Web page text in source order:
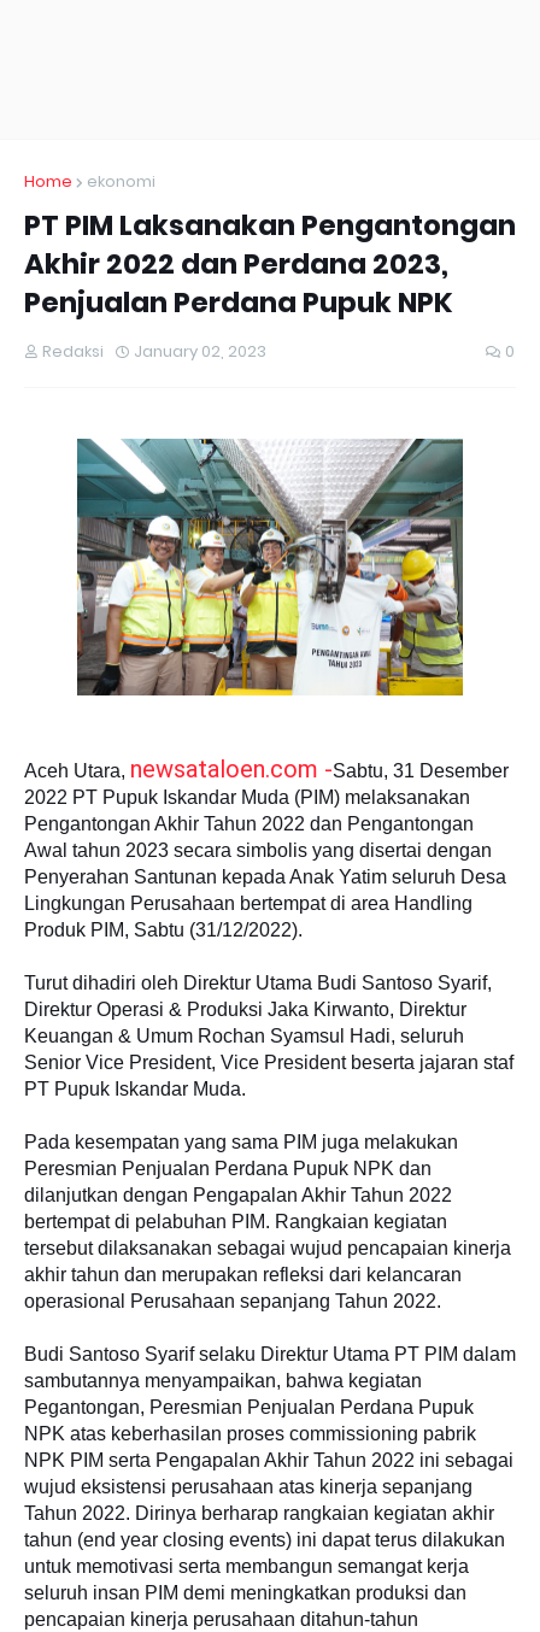
Home ekonomi
PT PIM Laksanakan Pengantongan
Akhir 2022 dan Perdana 2023,
Penjualan Perdana Pupuk NPK
Redaksi January 02, 2023 0
Aceh Utara, newsataloen.com -Sabtu, 31 Desember
2022 PT Pupuk Iskandar Muda (PIM) melaksanakan
Pengantongan Akhir Tahun 2022 dan Pengantongan
Awal tahun 2023 secara simbolis yang disertai dengan
Penyerahan Santunan kepada Anak Yatim seluruh Desa
Lingkungan Perusahaan bertempat di area Handling
Produk PIM, Sabtu (31/12/2022).
Turut dihadiri oleh Direktur Utama Budi Santoso Syarif,
Direktur Operasi & Produksi Jaka Kirwanto, Direktur
Keuangan & Umum Rochan Syamsul Hadi, seluruh
Senior Vice President, Vice President beserta jajaran staf
PT Pupuk Iskandar Muda.
Pada kesempatan yang sama PIM juga melakukan
Peresmian Penjualan Perdana Pupuk NPK dan
dilanjutkan dengan Pengapalan Akhir Tahun 2022
bertempat di pelabuhan PIM. Rangkaian kegiatan
tersebut dilaksanakan sebagai wujud pencapaian kinerja
akhir tahun dan merupakan refleksi dari kelancaran
operasional Perusahaan sepanjang Tahun 2022.
Budi Santoso Syarif selaku Direktur Utama PT PIM dalam
sambutannya menyampaikan, bahwa kegiatan
Pegantongan, Peresmian Penjualan Perdana Pupuk
NPK atas keberhasilan proses commissioning pabrik
NPK PIM serta Pengapalan Akhir Tahun 2022 ini sebagai
wujud eksistensi perusahaan atas kinerja sepanjang
Tahun 2022. Dirinya berharap rangkaian kegiatan akhir
tahun (end year closing events) ini dapat terus dilakukan
untuk memotivasi serta membangun semangat kerja
seluruh insan PIM demi meningkatkan produksi dan
pencapaian kinerja perusahaan ditahun-tahun